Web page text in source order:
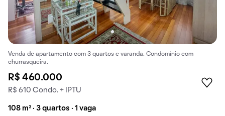
Venda de apartamento com 3 quartos e varanda. Condomínio com
churrasqueira.
R$ 460.000
R$ 610 Condo. + IPTU
108 m² · 3 quartos · 1 vaga